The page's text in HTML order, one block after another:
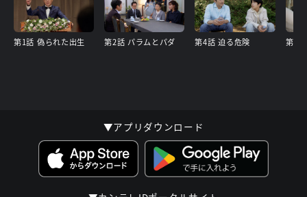
第1話 偽られた出生 第2話 パラムとパダ 第4話 迫る危険 第5
▼アプリダウンロード